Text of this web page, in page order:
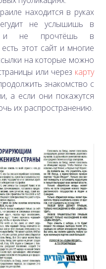
находится в руках
не услышишь в
и не прочтёшь в
этот сайт и многие
на которые можно
или через карту
знакомство с
а если они покажутся
их распространению.